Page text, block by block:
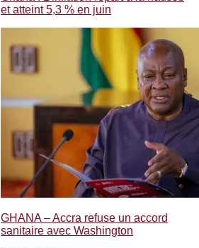
et atteint 5,3 % en juin
GHANA – Accra refuse un accord
sanitaire avec Washington